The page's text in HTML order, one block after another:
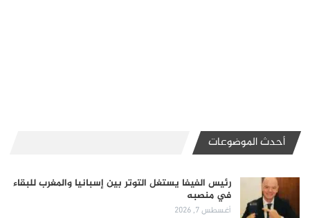
أحدث الموضوعات
رئيس الفيفا يستغل التوتر بين إسبانيا والمغرب للبقاء
في منصبه
أغسطس 7, 2026